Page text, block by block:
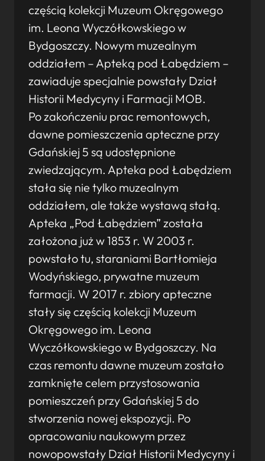
częścią kolekcji Muzeum Okręgowego
im. Leona Wyczółkowskiego w
Bydgoszczy. Nowym muzealnym
oddziałem – Apteką pod Łabędziem –
zawiaduje specjalnie powstały Dział
Historii Medycyny i Farmacji MOB.
Po zakończeniu prac remontowych,
dawne pomieszczenia apteczne przy
Gdańskiej 5 są udostępnione
zwiedzającym. Apteka pod Łabędziem
stała się nie tylko muzealnym
oddziałem, ale także wystawą stałą.
Apteka „Pod Łabędziem” została
założona już w 1853 r. W 2003 r.
powstało tu, staraniami Bartłomieja
Wodyńskiego, prywatne muzeum
farmacji. W 2017 r. zbiory apteczne
stały się częścią kolekcji Muzeum
Okręgowego im. Leona
Wyczółkowskiego w Bydgoszczy. Na
czas remontu dawne muzeum zostało
zamknięte celem przystosowania
pomieszczeń przy Gdańskiej 5 do
stworzenia nowej ekspozycji. Po
opracowaniu naukowym przez
nowopowstały Dział Historii Medycyny i